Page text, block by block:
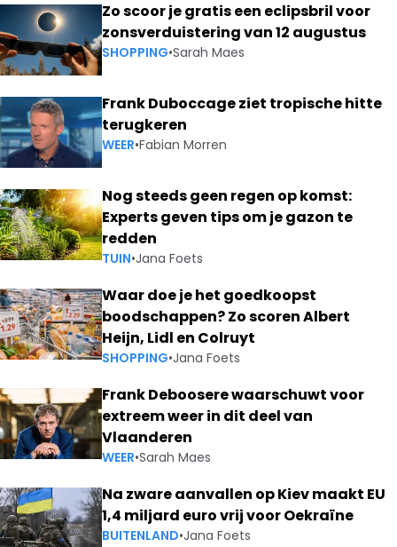
Zo scoor je gratis een eclipsbril voor
zonsverduistering van 12 augustus
SHOPPING•Sarah Maes
Frank Duboccage ziet tropische hitte
terugkeren
WEER•Fabian Morren
Nog steeds geen regen op komst:
Experts geven tips om je gazon te
redden
TUIN•Jana Foets
Waar doe je het goedkoopst
boodschappen? Zo scoren Albert
Heijn, Lidl en Colruyt
SHOPPING•Jana Foets
Frank Deboosere waarschuwt voor
extreem weer in dit deel van
Vlaanderen
WEER•Sarah Maes
Na zware aanvallen op Kiev maakt EU
1,4 miljard euro vrij voor Oekraïne
BUITENLAND•Jana Foets